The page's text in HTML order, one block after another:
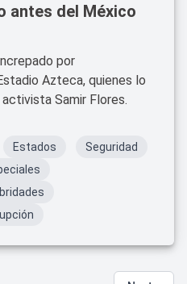
antes del México
por
Azteca, quienes lo
Samir Flores.
Estados
Seguridad